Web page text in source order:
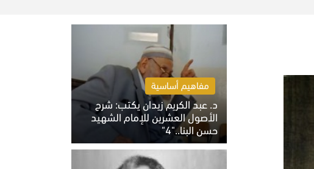
مفاهيم أساسية
د. عبد الكريم زيدان يكتب: شرح
الأصول العشرين للإمام الشهيد
حسن البنا.."4"
الخميس 6 أغسطس 2026 10:27 ص